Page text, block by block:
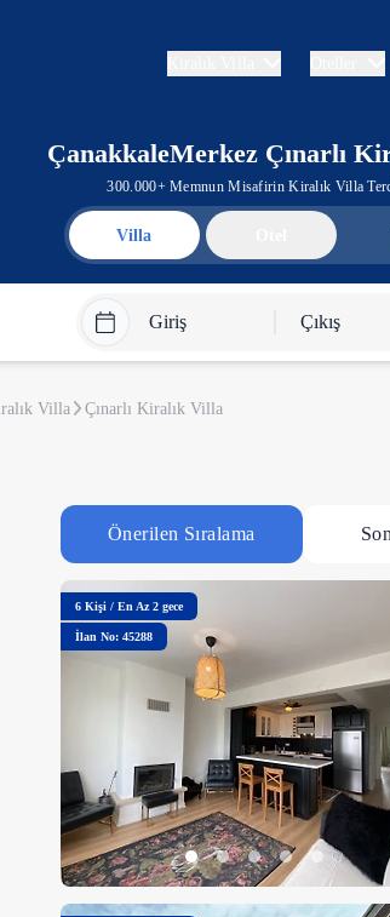
ÇanakkaleMerkez Çınarlı
300.000+ Memnun Misafirin Kiralık Villa
Villa
Giriş Çıkış
Villa Çınarlı Kiralık Villa
Önerilen Sıralama
6 Kişi / En Az 2 gece
İlan No: 45288